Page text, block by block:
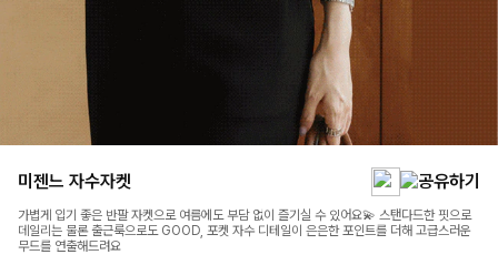
미젠느 자수자켓
가볍게 입기 좋은 반팔 자켓으로 여름에도 부담 없이 즐기실 수 있어요💫 스탠다드한 핏으로
데일리는 물론 출근룩으로도 GOOD, 포켓 자수 디테일이 은은한 포인트를 더해 고급스러운
무드를 연출해드려요